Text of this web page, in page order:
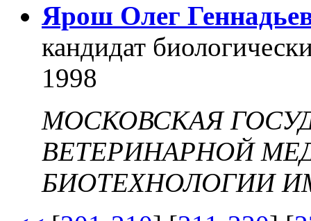
Ярош Олег
кандидат
1998
МОСКОВСКАЯ
ВЕТЕРИНАРНОЙ
БИОТЕХНОЛОГИИ